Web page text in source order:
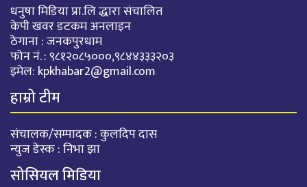
धनुषा मिडिया प्रा.लि द्धारा संचालित
केपी खवर डटकम अनलाइन
ठेगाना : जनकपुरधाम
फोन नं. : ९८१२०८५०००,९८४४३३३२०३
इमेल: kpkhabar2@gmail.com
हाम्रो टीम
संचालक/सम्पादक : कुलदिप दास
न्युज डेस्क : निभा झा
सोसियल मिडिया